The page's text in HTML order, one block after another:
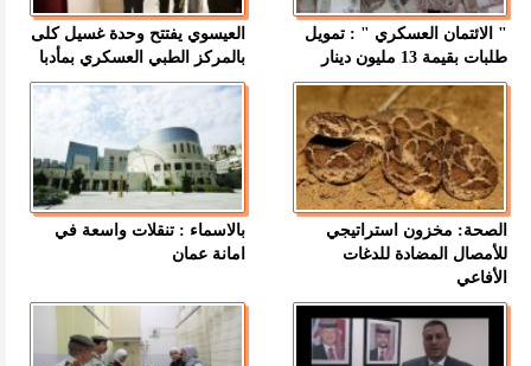
" الائتمان العسكري " : تمويل
طلبات بقيمة 13 مليون دينار
العيسوي يفتتح وحدة غسيل كلى
بالمركز الطبي العسكري بمأدبا
الصحة: مخزون استراتيجي
للأمصال المضادة للدغات
الأفاعي
بالاسماء : تنقلات واسعة في
امانة عمان